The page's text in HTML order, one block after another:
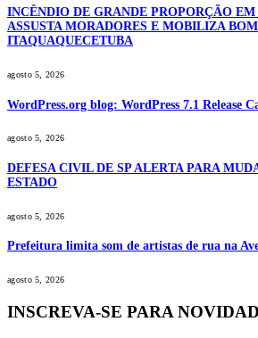
INCÊNDIO DE GRANDE PROPORÇÃO
ASSUSTA MORADORES E MOBILIZA
ITAQUAQUECETUBA
agosto 5, 2026
WordPress.org blog: WordPress 7.1 Release
agosto 5, 2026
DEFESA CIVIL DE SP ALERTA PARA
ESTADO
agosto 5, 2026
Prefeitura limita som de artistas de rua na
agosto 5, 2026
INSCREVA-SE PARA